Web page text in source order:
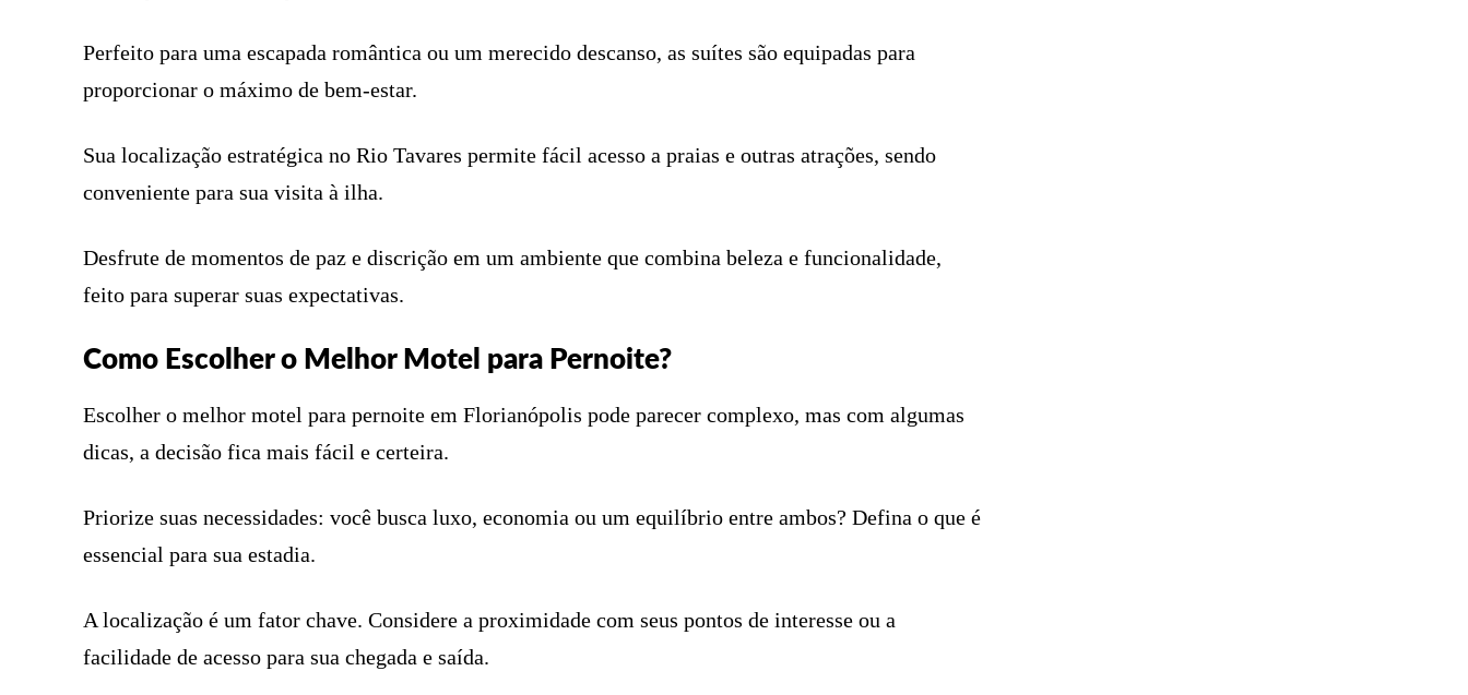
Perfeito para uma escapada romântica ou um merecido descanso, as suítes são equipadas para
proporcionar o máximo de bem-estar.
Sua localização estratégica no Rio Tavares permite fácil acesso a praias e outras atrações, sendo
conveniente para sua visita à ilha.
Desfrute de momentos de paz e discrição em um ambiente que combina beleza e funcionalidade,
feito para superar suas expectativas.
Como Escolher o Melhor Motel para Pernoite?
Escolher o melhor motel para pernoite em Florianópolis pode parecer complexo, mas com algumas
dicas, a decisão fica mais fácil e certeira.
Priorize suas necessidades: você busca luxo, economia ou um equilíbrio entre ambos? Defina o que é
essencial para sua estadia.
A localização é um fator chave. Considere a proximidade com seus pontos de interesse ou a
facilidade de acesso para sua chegada e saída.